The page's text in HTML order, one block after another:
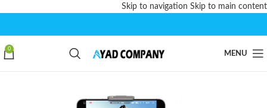
Skip to navigation Skip to main content
MENU
0